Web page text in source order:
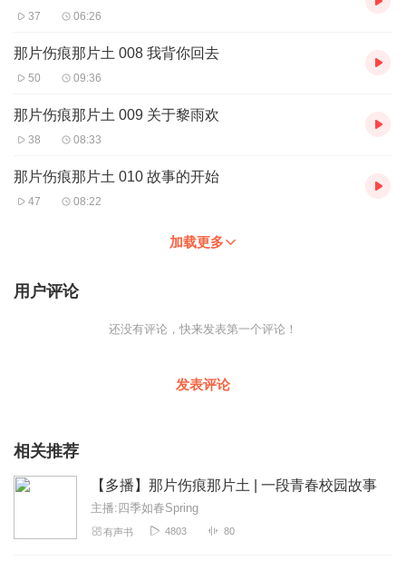
37 06:26
那片伤痕那片土 008 我背你回去
50 09:36
那片伤痕那片土 009 关于黎雨欢
38 08:33
那片伤痕那片土 010 故事的开始
47 08:22
加载更多
用户评论
还没有评论，快来发表第一个评论！
发表评论
相关推荐
【多播】那片伤痕那片土 | 一段青春校园故事
主播:四季如春Spring
有声书 4803 80